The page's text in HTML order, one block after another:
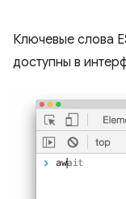
Ключевые слова
доступны в